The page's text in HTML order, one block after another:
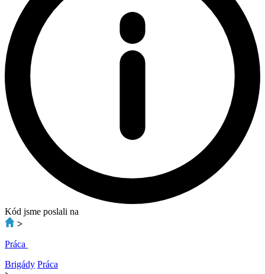
Kód jsme poslali na
>
Práca
Brigády Práca